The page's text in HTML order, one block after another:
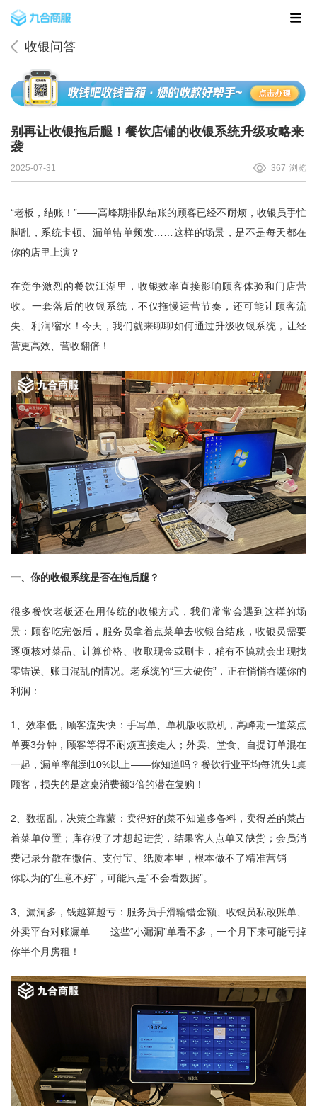
收银问答
别再让收银拖后腿！餐饮店铺的收银系统升级攻略来
袭
367 浏览
2025-07-31
“老板，结账！”——高峰期排队结账的顾客已经不耐烦，收银员手忙
脚乱，系统卡顿、漏单错单频发……这样的场景，是不是每天都在
你的店里上演？
在竞争激烈的餐饮江湖里，收银效率直接影响顾客体验和门店营
收。一套落后的收银系统，不仅拖慢运营节奏，还可能让顾客流
失、利润缩水！今天，我们就来聊聊如何通过升级收银系统，让经
营更高效、营收翻倍！
一、你的收银系统是否在拖后腿？
很多餐饮老板还在用传统的收银方式，我们常常会遇到这样的场
景：顾客吃完饭后，服务员拿着点菜单去收银台结账，收银员需要
逐项核对菜品、计算价格、收取现金或刷卡，稍有不慎就会出现找
零错误、账目混乱的情况。老系统的“三大硬伤”，正在悄悄吞噬你的
利润：
1、效率低，顾客流失快：手写单、单机版收款机，高峰期一道菜点
单要3分钟，顾客等得不耐烦直接走人；外卖、堂食、自提订单混在
一起，漏单率能到10%以上——你知道吗？餐饮行业平均每流失1桌
顾客，损失的是这桌消费额3倍的潜在复购！
2、数据乱，决策全靠蒙：卖得好的菜不知道多备料，卖得差的菜占
着菜单位置；库存没了才想起进货，结果客人点单又缺货；会员消
费记录分散在微信、支付宝、纸质本里，根本做不了精准营销——
你以为的“生意不好”，可能只是“不会看数据”。
3、漏洞多，钱越算越亏：服务员手滑输错金额、收银员私改账单、
外卖平台对账漏单……这些“小漏洞”单看不多，一个月下来可能亏掉
你半个月房租！